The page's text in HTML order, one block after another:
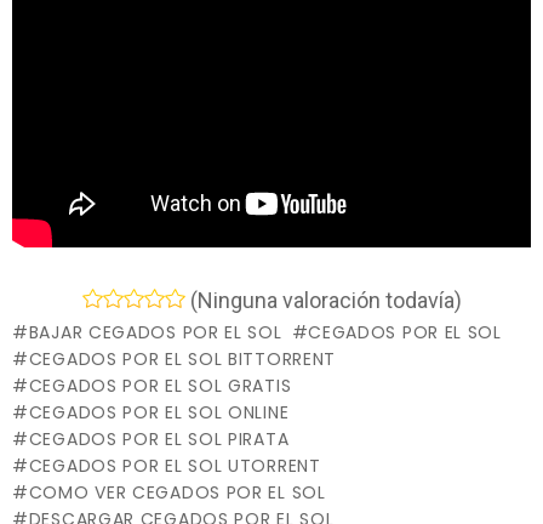
(Ninguna valoración todavía)
BAJAR CEGADOS POR EL SOL
CEGADOS POR EL SOL
CEGADOS POR EL SOL BITTORRENT
CEGADOS POR EL SOL GRATIS
CEGADOS POR EL SOL ONLINE
CEGADOS POR EL SOL PIRATA
CEGADOS POR EL SOL UTORRENT
COMO VER CEGADOS POR EL SOL
DESCARGAR CEGADOS POR EL SOL